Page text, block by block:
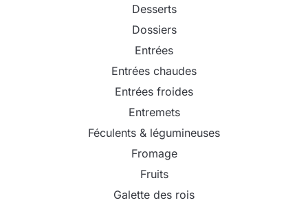
Desserts
Dossiers
Entrées
Entrées chaudes
Entrées froides
Entremets
Féculents & légumineuses
Fromage
Fruits
Galette des rois